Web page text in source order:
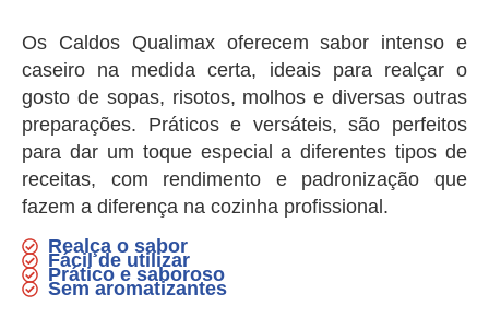
Os Caldos Qualimax oferecem sabor intenso e
caseiro na medida certa, ideais para realçar o
gosto de sopas, risotos, molhos e diversas outras
preparações. Práticos e versáteis, são perfeitos
para dar um toque especial a diferentes tipos de
receitas, com rendimento e padronização que
fazem a diferença na cozinha profissional.
Realça o sabor
Fácil de utilizar
Prático e saboroso
Sem aromatizantes